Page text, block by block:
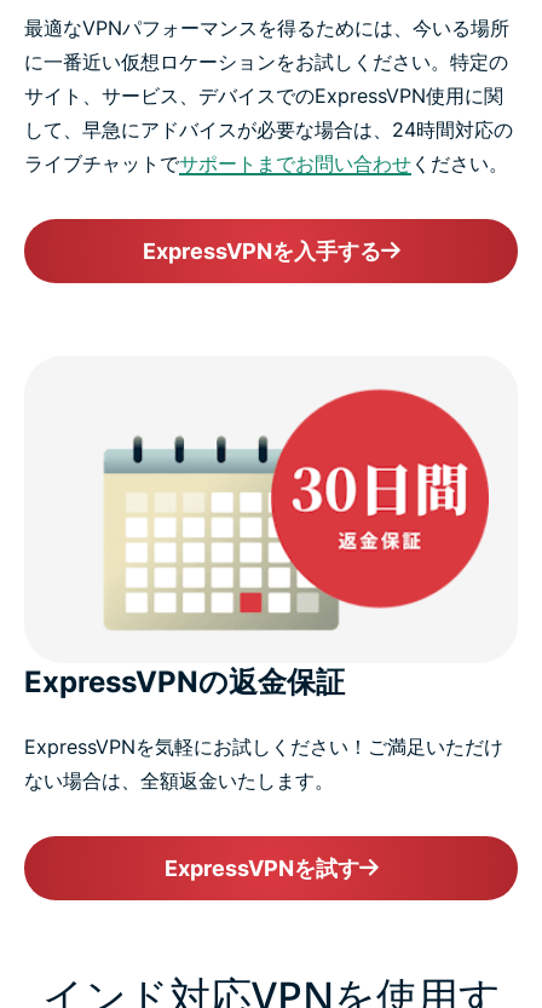
最適なVPNパフォーマンスを得るためには、今いる場所
に一番近い仮想ロケーションをお試しください。特定の
サイト、サービス、デバイスでのExpressVPN使用に関
して、早急にアドバイスが必要な場合は、24時間対応の
ライブチャットでサポートまでお問い合わせ ください。
ExpressVPNを入手する
ExpressVPNの返金保証
ExpressVPNを気軽にお試しください！ご満足いただけ
ない場合は、全額返金いたします。
ExpressVPNを試す
インド対応VPNを使用す